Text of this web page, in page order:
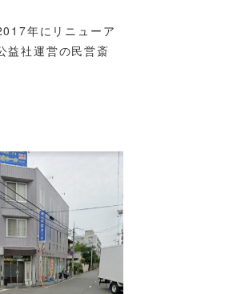
年にリニューア
益社運営の民営斎